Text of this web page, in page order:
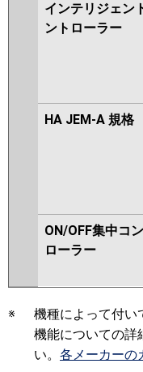
インテリジェン
ントローラー
HA JEM-A 規格
ON/OFF集中コ
ローラー
※
機種によって付い
機能についての詳
い。 各メーカーの